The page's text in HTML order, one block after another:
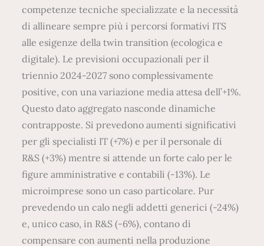
competenze tecniche specializzate e la necessità
di allineare sempre più i percorsi formativi ITS
alle esigenze della twin transition (ecologica e
digitale). Le previsioni occupazionali per il
triennio 2024-2027 sono complessivamente
positive, con una variazione media attesa dell’+1%.
Questo dato aggregato nasconde dinamiche
contrapposte. Si prevedono aumenti significativi
per gli specialisti IT (+7%) e per il personale di
R&S (+3%) mentre si attende un forte calo per le
figure amministrative e contabili (-13%). Le
microimprese sono un caso particolare. Pur
prevedendo un calo negli addetti generici (-24%)
e, unico caso, in R&S (-6%), contano di
compensare con aumenti nella produzione